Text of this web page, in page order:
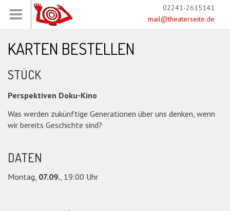
02241-2615141
mail@theaterseite.de
KARTEN BESTELLEN
STÜCK
Perspektiven Doku-Kino
Was werden zukünftige Generationen über uns denken, wenn
wir bereits Geschichte sind?
DATEN
Montag, 07.09., 19:00 Uhr